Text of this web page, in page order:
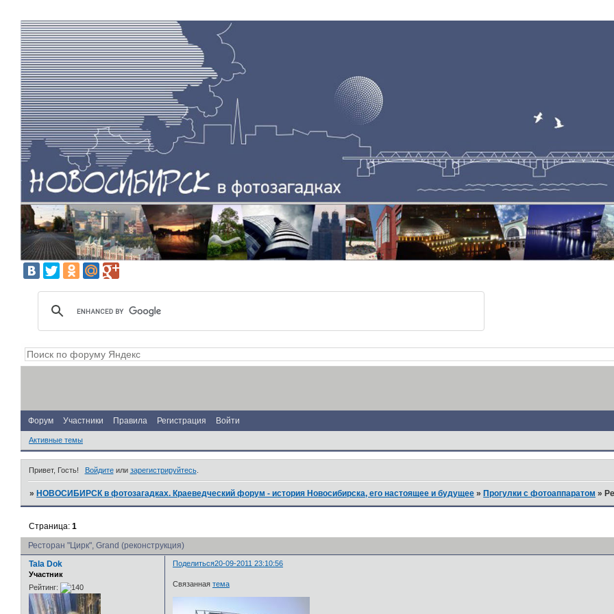
Форум Участники Правила Регистрация Войти
Активные темы
Привет, Гость! Войдитеили зарегистрируйтесь.
»НОВОСИБИРСК в фотозагадках. Краеведческий форум - история Новосибирска, его настоящее и будущее »Прогулки с фотоаппаратом »
Ресторан "Цирк", Grand (реконструкция)
Страница:1
Поделиться20-09-2011 23:10:56
Tala Dok
Участник
Рейтинг:
Связаннаятема